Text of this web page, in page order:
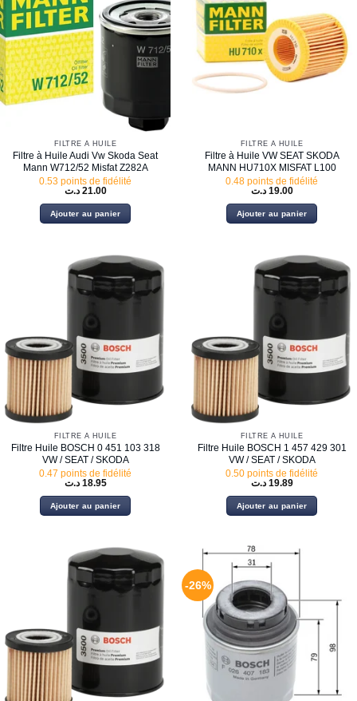
FILTRE À HUILE
Filtre à Huile Audi Vw Skoda Seat
Mann W712/52 Misfat Z282A
0.53 points de fidélité
21.00 د.ت
Ajouter au panier
FILTRE À HUILE
Filtre à Huile VW SEAT SKODA
MANN HU710X MISFAT L100
0.48 points de fidélité
19.00 د.ت
Ajouter au panier
FILTRE À HUILE
Filtre Huile BOSCH 0 451 103 318
VW / SEAT / SKODA
0.47 points de fidélité
18.95 د.ت
Ajouter au panier
FILTRE À HUILE
Filtre Huile BOSCH 1 457 429 301
VW / SEAT / SKODA
0.50 points de fidélité
19.89 د.ت
Ajouter au panier
-26%